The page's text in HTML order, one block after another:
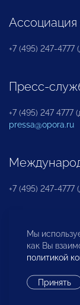
+7 (495) 247-4777
Пресс-
+7 (495) 247 4777
pressa@opora.ru
+7 (495) 247-4777
Бюро по
инвесторов
Мы
как Вы
политикой
Принять